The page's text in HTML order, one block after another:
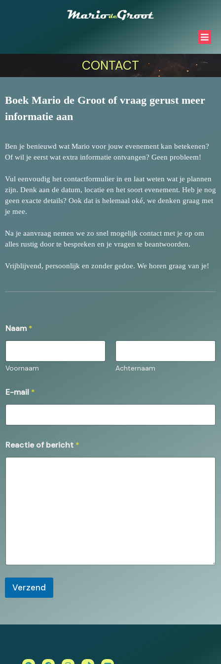
CONTACT
Boek Mario de Groot of vraag gerust meer
informatie aan
Ben je benieuwd wat Mario voor jouw evenement kan betekenen?
Of wil je eerst wat extra informatie ontvangen? Geen probleem!
Vul eenvoudig het contactformulier in en laat weten wat je plannen
zijn. Denk aan de datum, locatie en het soort evenement. Heb je nog
geen exacte details? Ook dat is helemaal oké, we denken graag met
je mee.
Na je aanvraag nemen we zo snel mogelijk contact met je op om
alles rustig door te bespreken en je vragen te beantwoorden.
Vrijblijvend, persoonlijk en zonder gedoe. We horen graag van je!
f
*
f
Naam *
Voornaam Achternaam
E-mail *
Reactie of bericht *
Verzend